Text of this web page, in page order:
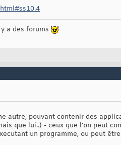
a des forums
autre, pouvant contenir des
que lui..) - ceux que l'on peut
un programme, ou peut